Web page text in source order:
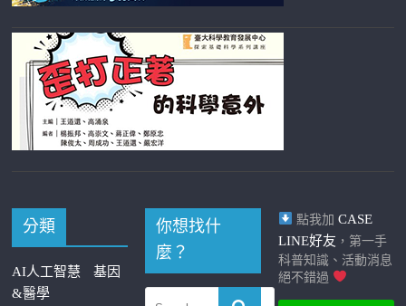
分類
AI人工智慧
基因
&醫學
你想找什
麼？
點我加 CASE
LINE好友 ，第一手
科普知識、活動消息
絕不錯過